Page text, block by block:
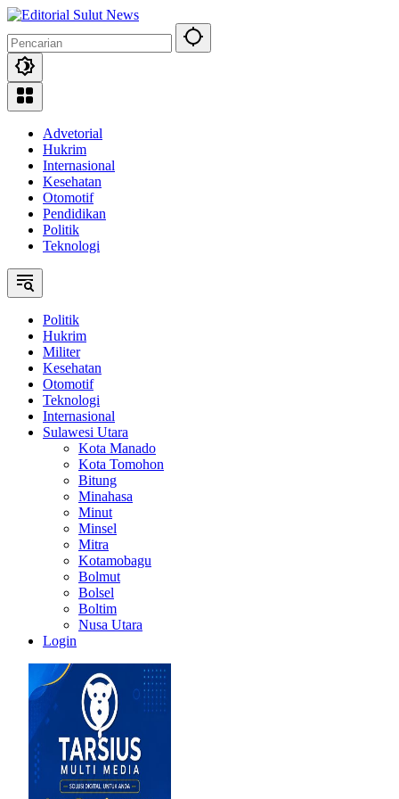
Langsung
konten
Advetorial
Hukrim
Internasional
Kesehatan
Otomotif
Pendidikan
Politik
Teknologi
Politik
Hukrim
Militer
Kesehatan
Otomotif
Teknologi
Internasional
Sulawesi Utara
Kota Manado
Kota Tomohon
Bitung
Minahasa
Minut
Minsel
Mitra
Kotamobagu
Bolmut
Bolsel
Boltim
Nusa Utara
Login